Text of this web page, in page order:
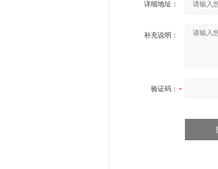
详细地址：
补充说明：
验证码：